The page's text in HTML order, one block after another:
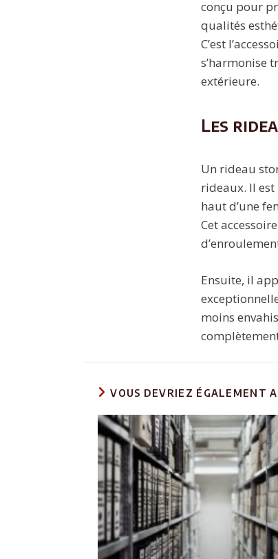
conçu pour
qualités
C’est
s’harmonise
extérieure.
Les
Un rideau
rideaux. Il
haut d’une
Cet
Ensuite, il
moins
VOUS DEVRIEZ ÉGALEMENT